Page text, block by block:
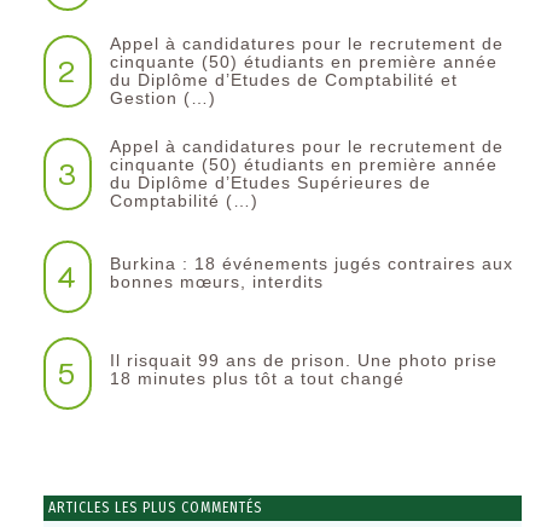
2
Appel à candidatures pour le recrutement de
cinquante (50) étudiants en première année
du Diplôme d’Etudes de Comptabilité et
Gestion (…)
3
Appel à candidatures pour le recrutement de
cinquante (50) étudiants en première année
du Diplôme d’Etudes Supérieures de
Comptabilité (…)
4
Burkina : 18 événements jugés contraires aux
bonnes mœurs, interdits
5
Il risquait 99 ans de prison. Une photo prise
18 minutes plus tôt a tout changé
ARTICLES LES PLUS COMMENTÉS